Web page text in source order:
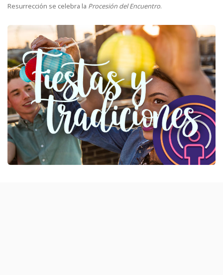
Resurrección se celebra la Procesión del Encuentro.